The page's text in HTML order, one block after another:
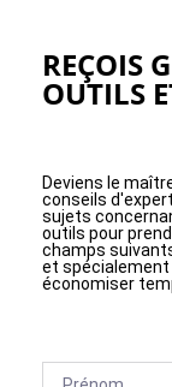
REÇOIS
OUTILS
Deviens le
conseils
sujets
outils pour
champs
et spécialement
économiser